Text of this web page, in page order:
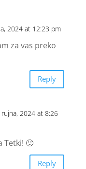
2024 at 12:23 pm
za vas preko
Reply
2024 at 8:26
Tetki! 🙂
Reply